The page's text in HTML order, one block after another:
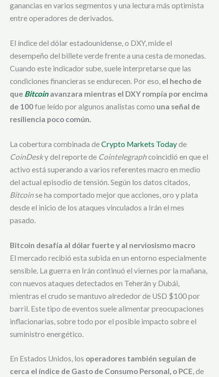
ganancias en varios segmentos y una lectura más optimista
entre operadores de derivados.
El índice del dólar estadounidense, o DXY, mide el
desempeño del billete verde frente a una cesta de monedas.
Cuando este indicador sube, suele interpretarse que las
condiciones financieras se endurecen. Por eso, el hecho de
que Bitcoinavanzara mientras el DXY rompía por encima
de 100fue leído por algunos analistas como una señal de
resiliencia poco común.
La cobertura combinada deCrypto Markets Todayde
CoinDesky del reporte de Cointelegraphcoincidió en que el
activo está superando a varios referentes macro en medio
del actual episodio de tensión. Según los datos citados,
Bitcoinse ha comportado mejor que acciones, oro y plata
desde el inicio de los ataques vinculados a Irán el mes
pasado.
Bitcoin desafía al dólar fuerte y al nerviosismo macro
El mercado recibió esta subida en un entorno especialmente
sensible. La guerra en Irán continuó el viernes por la mañana,
con nuevos ataques detectados en Teherán y Dubái,
mientras el crudo se mantuvo alrededor de USD $100 por
barril. Este tipo de eventos suele alimentar preocupaciones
inflacionarias, sobre todo por el posible impacto sobre el
suministro energético.
En Estados Unidos, los operadores también seguían de
cerca el índice de Gasto de Consumo Personal, o PCE, de